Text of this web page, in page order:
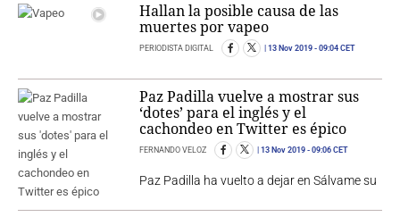
Hallan la posible causa de las
muertes por vapeo
PERIODISTA DIGITAL 13 Nov 2019 - 09:04 CET
Paz Padilla vuelve a mostrar sus
‘dotes’ para el inglés y el
cachondeo en Twitter es épico
FERNANDO VELOZ 13 Nov 2019 - 09:06 CET
Paz Padilla ha vuelto a dejar en Sálvame su